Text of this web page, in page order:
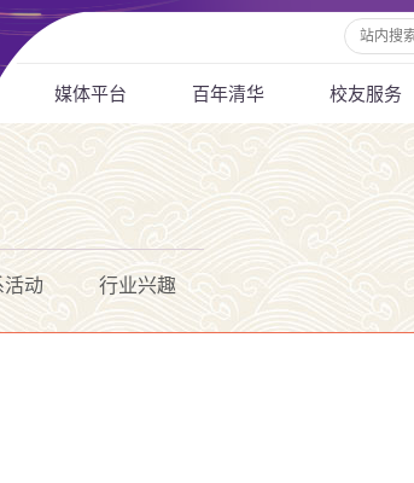
媒体平台 百年清华 校友服务
活动 行业兴趣